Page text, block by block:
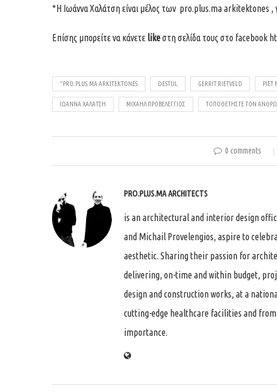
*Η Ιωάννα Χαλάτση είναι μέλος των pro.plus.ma arkitektones ,
Επίσης μπορείτε να κάνετε likeστη σελίδα τους στο facebook
"PRO.PLUS.MA ARKITEKTONES DESTIJL GERRIT RIETVELD PIET
ΙΩΆΝΝΑ ΧΑΛΆΤΣΗ ΜΙΧΑΉΛ ΠΡΟΒΕΛΈΓΓΙΟΣ ΤΟΠΟΘΕΤΉΣΤΕ ΤΟΝ
0 comments
PRO.PLUS.MA ARCHITECTS
is an architectural and interior design
and Michail Provelengios, aspire to
aesthetic. Sharing their passion for
delivering, on-time and within budget,
design and construction works, at a
cutting-edge healthcare facilities and
importance.